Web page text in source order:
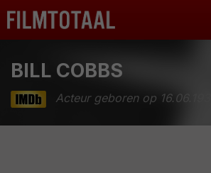
BILL COBBS
Acteur geboren op 16.06.1934